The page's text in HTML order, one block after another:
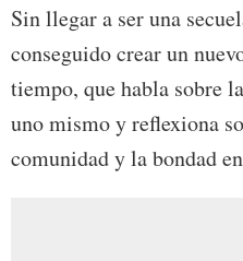
Sin llegar a ser una
conseguido crear un
tiempo, que habla sobre
uno mismo y reflexiona
comunidad y la bondad